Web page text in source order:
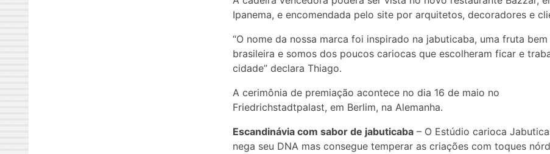
Ipanema, e encomendada pelo site por arquitetos, decoradores e
“O nome da nossa marca foi inspirado na jabuticaba, uma fruta bem
brasileira e somos dos poucos cariocas que escolheram ficar e
cidade” declara Thiago.
A cerimônia de premiação acontece no dia 16 de maio no
Friedrichstadtpalast, em Berlim, na Alemanha.
Escandinávia com sabor de jabuticaba – O Estúdio carioca
nega seu DNA mas consegue temperar as criações com toques